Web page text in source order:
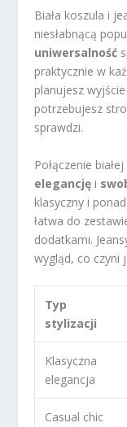
Biała koszula i
niesłabnącą
uniwersalność
praktycznie w
planujesz
potrzebujesz
sprawdzi.
Połączenie
elegancję i
klasyczny i
łatwa do
dodatkami.
wygląd, co czyni
Typ
stylizacji
Klasyczna
elegancja
Casual chic